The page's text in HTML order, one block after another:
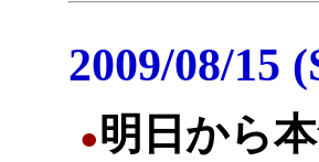
2009/08/15
●明日から